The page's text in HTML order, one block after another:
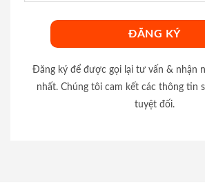
Đăng ký để được gọi lại tư vấn & nhận
nhất. Chúng tôi cam kết các thông tin
tuyệt đối.